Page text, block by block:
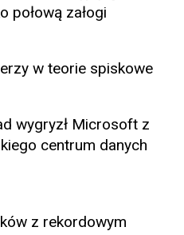
połową załogi
w teorie spiskowe
wygryzł Microsoft z
centrum danych
z rekordowym